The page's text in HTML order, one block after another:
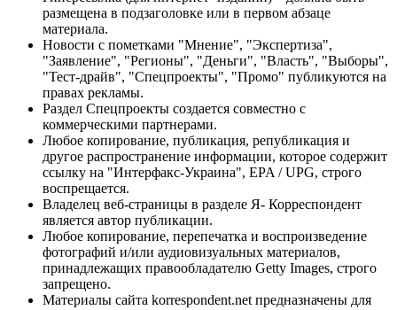
размещена в подзаголовке или в первом абзаце
материала.
Новости с пометками "Мнение", "Экспертиза",
"Заявление", "Регионы", "Деньги", "Власть", "Выборы",
"Тест-драйв", "Спецпроекты", "Промо" публикуются на
правах рекламы.
Раздел Спецпроекты создается совместно с
коммерческими партнерами.
Любое копирование, публикация, републикация и
другое распространение информации, которое содержит
ссылку на "Интерфакс-Украина", EPA / UPG, строго
воспрещается.
Владелец веб-страницы в разделе Я- Корреспондент
является автор публикации.
Любое копирование, перепечатка и воспроизведение
фотографий и/или аудиовизуальных материалов,
принадлежащих правообладателю Getty Images, строго
запрещено.
Материалы сайта korrespondent.net предназначены для